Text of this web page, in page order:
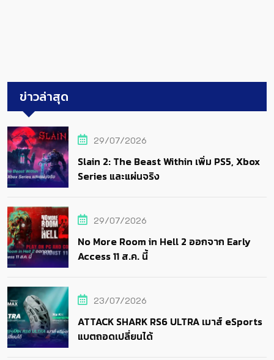
ข่าวล่าสุด
29/07/2026
Slain 2: The Beast Within เพิ่ม PS5, Xbox
Series และแผ่นจริง
29/07/2026
No More Room in Hell 2 ออกจาก Early
Access 11 ส.ค. นี้
23/07/2026
ATTACK SHARK RS6 ULTRA เมาส์ eSports
แบตถอดเปลี่ยนได้